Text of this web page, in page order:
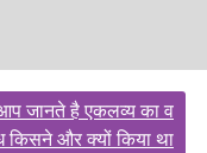
जानते है एकलव्य का व
किसने और क्यों किया था